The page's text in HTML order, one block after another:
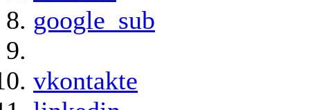
google_sub
vkontakte